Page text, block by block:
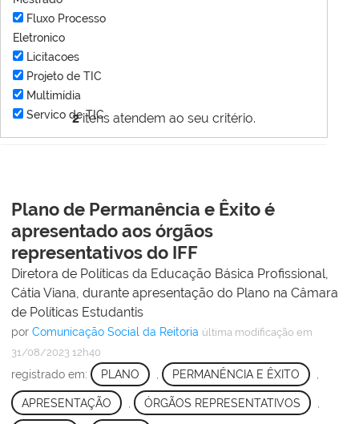
2itens atendem ao seu critério.
Fluxo Processo
Eletronico
Licitacoes
Projeto de TIC
Multimídia
Servico de TIC
Plano de Permanência e Êxito é
apresentado aos órgãos
representativos do IFF
Diretora de Políticas da Educação Básica Profissional,
Cátia Viana, durante apresentação do Plano na Câmara
de Políticas Estudantis
por Comunicação Social da Reitoria última modificação em
31/08/2023 12h40
registrado em: PLANO PERMANÊNCIA E ÊXITO
APRESENTAÇÃO ÓRGÃOS REPRESENTATIVOS